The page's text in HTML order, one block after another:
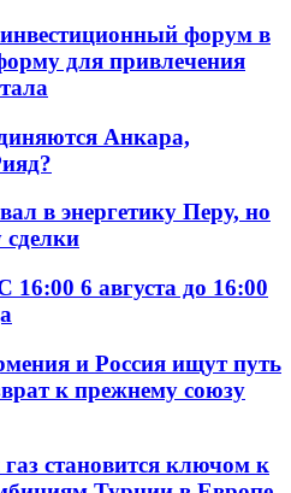
форум в
для привлечения
Анкара,
в энергетику Перу, но
16:00 6 августа до 16:00
и Россия ищут путь
к прежнему союзу
становится ключом к